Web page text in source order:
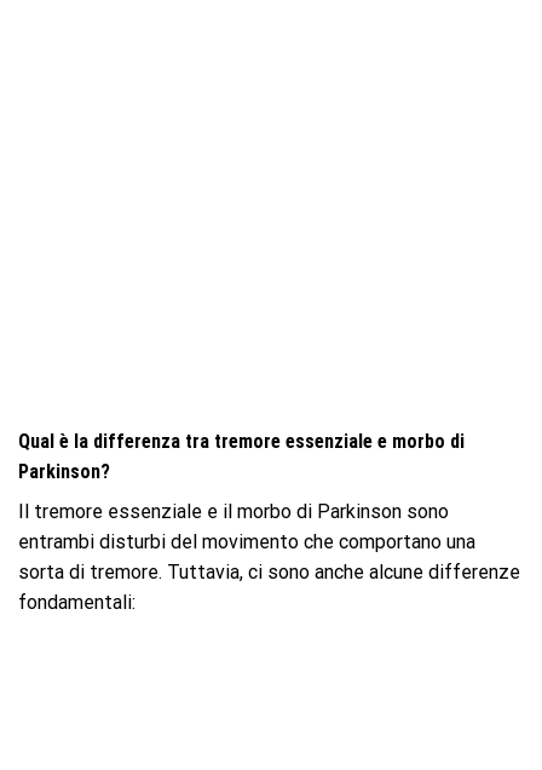
Qual è la differenza tra tremore essenziale e morbo di
Parkinson?
Il tremore essenziale e il morbo di Parkinson sono
entrambi disturbi del movimento che comportano una
sorta di tremore. Tuttavia, ci sono anche alcune differenze
fondamentali: